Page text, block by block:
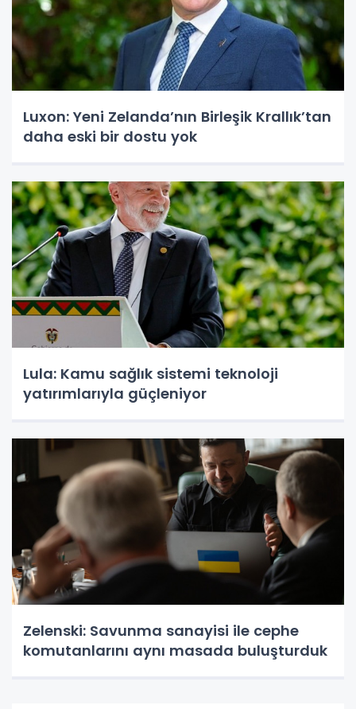
Luxon: Yeni Zelanda’nın Birleşik Krallık’tan
daha eski bir dostu yok
Lula: Kamu sağlık sistemi teknoloji
yatırımlarıyla güçleniyor
Zelenski: Savunma sanayisi ile cephe
komutanlarını aynı masada buluşturduk